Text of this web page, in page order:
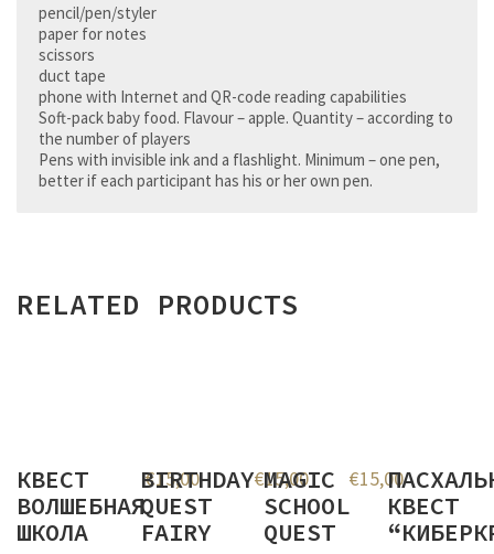
pencil/pen/styler
paper for notes
scissors
duct tape
phone with Internet and QR-code reading capabilities
Soft-pack baby food. Flavour – apple. Quantity – according to
the number of players
Pens with invisible ink and a flashlight. Minimum – one pen,
better if each participant has his or her own pen.
RELATED PRODUCTS
КВЕСТ
ВОЛШЕБНАЯ
ШКОЛА
€15,00
BIRTHDAY
QUEST
FAIRY
€15,00
MAGIC
SCHOOL
QUEST
€15,00
КВЕСТ